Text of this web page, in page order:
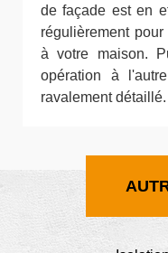
de façade est en
régulièrement
à votre maison.
opération à
ravalement détaillé.